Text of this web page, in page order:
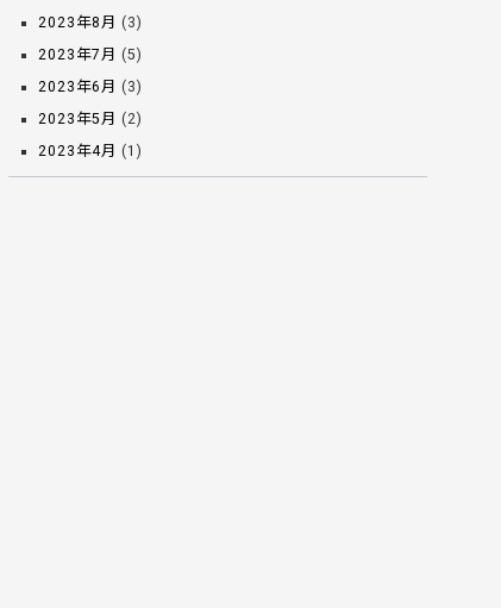
2023年8月 (3)
2023年7月 (5)
2023年6月 (3)
2023年5月 (2)
2023年4月 (1)